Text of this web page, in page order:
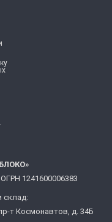
1241600006383
склад:
т Космонавтов, д. 34Б